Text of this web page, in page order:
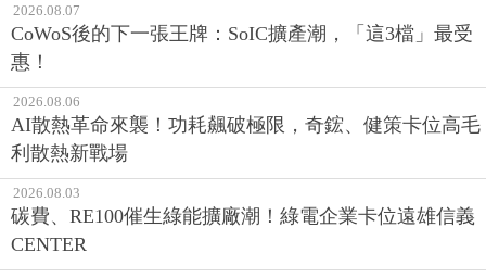
2026.08.07
CoWoS後的下一張王牌：SoIC擴產潮，「這3檔」最受
惠！
2026.08.06
AI散熱革命來襲！功耗飆破極限，奇鋐、健策卡位高毛
利散熱新戰場
2026.08.03
碳費、RE100催生綠能擴廠潮！綠電企業卡位遠雄信義
CENTER